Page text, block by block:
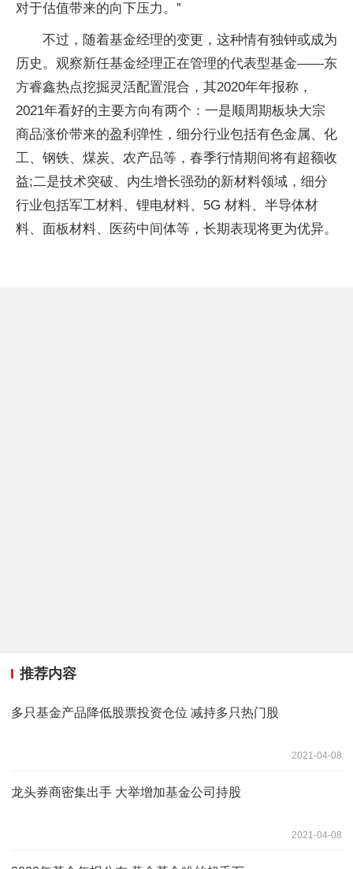
对于估值带来的向下压力。”
不过，随着基金经理的变更，这种情有独钟或成为
历史。观察新任基金经理正在管理的代表型基金——东
方睿鑫热点挖掘灵活配置混合，其2020年年报称，
2021年看好的主要方向有两个：一是顺周期板块大宗
商品涨价带来的盈利弹性，细分行业包括有色金属、化
工、钢铁、煤炭、农产品等，春季行情期间将有超额收
益;二是技术突破、内生增长强劲的新材料领域，细分
行业包括军工材料、锂电材料、5G 材料、半导体材
料、面板材料、医药中间体等，长期表现将更为优异。
推荐内容
多只基金产品降低股票投资仓位 减持多只热门股
2021-04-08
龙头券商密集出手 大举增加基金公司持股
2021-04-08